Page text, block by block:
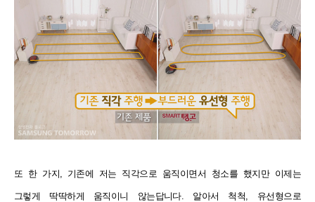
또 한 가지, 기존에 저는 직각으로 움직이면서 청소를 했지만 이제는
그렇게 딱딱하게 움직이니 않는답니다. 알아서 척척, 유선형으로